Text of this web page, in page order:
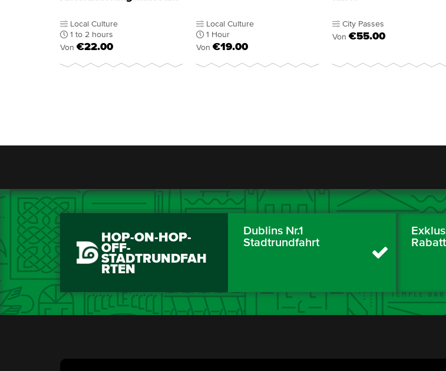
Local Culture
1 to 2 hours
Von €22.00
Local Culture
1 Hour
Von €19.00
City Passes
Von €55.00
HOP-ON-HOP-
OFF-
STADTRUNDFAH
RTEN
Dublins Nr.1
Stadtrundfahrt